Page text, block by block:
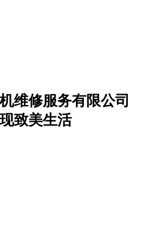
维修服务有限公司
致美生活